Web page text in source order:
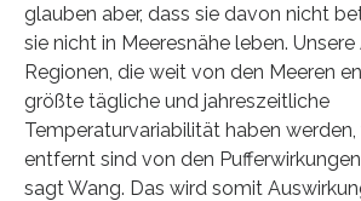
glauben aber, dass sie davon nicht
sie nicht in Meeresnähe leben.
Regionen, die weit von den Meeren
größte tägliche und jahreszeitliche
Temperaturvariabilität haben werden,
entfernt sind von den Pufferwirkungen
sagt Wang. Das wird somit